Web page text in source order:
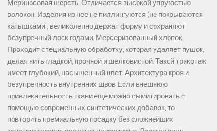
Мериносовая шерсть. Отличается высокой упругостью
волокон. Изделия из нее не пиллингуются (не покрываются
катышками), великолепно держат форму и сохраняют
безупречный лоск годами. Мерсеризованный хлопок.
Проходит специальную обработку, которая удаляет пушок,
делая нить гладкой, прочной и шелковистой. Такой трикотаж
имеет глубокий, насыщенный цвет. Архитектура кроя и
безупречность внутренних швов Если внешнюю
привлекательность ткани еще можно сымитировать с
помощью современных синтетических добавок, то
повторить премиальную посадку без сложнейших